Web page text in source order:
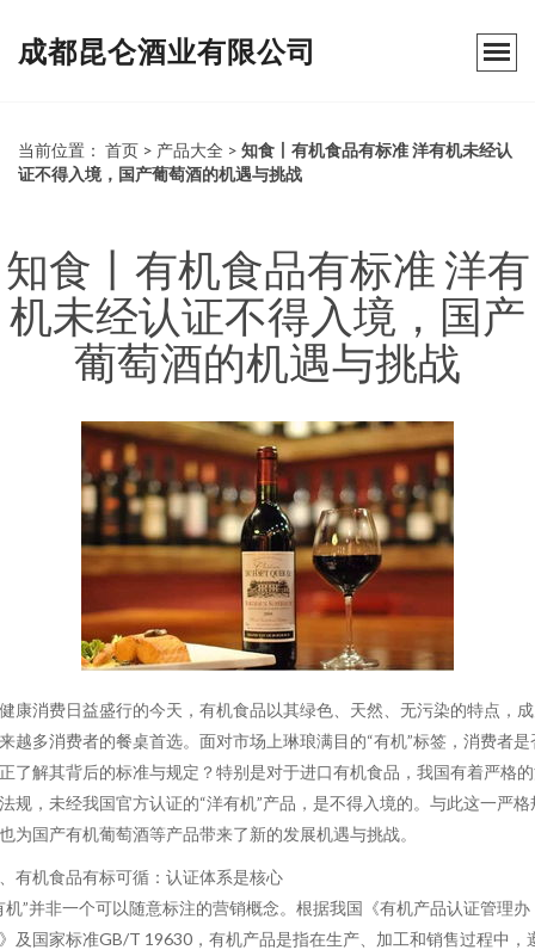
成都昆仑酒业有限公司
当前位置： 首页 > 产品大全 > 知食丨有机食品有标准 洋有机未经认
证不得入境，国产葡萄酒的机遇与挑战
知食丨有机食品有标准 洋有
机未经认证不得入境，国产
葡萄酒的机遇与挑战
康消费日益盛行的今天，有机食品以其绿色、天然、无污染的特点，
越多消费者的餐桌首选。面对市场上琳琅满目的“有机”标签，消费者是
了解其背后的标准与规定？特别是对于进口有机食品，我国有着严格
规，未经我国官方认证的“洋有机”产品，是不得入境的。与此这一严格
为国产有机葡萄酒等产品带来了新的发展机遇与挑战。
有机食品有标可循：认证体系是核心
机”并非一个可以随意标注的营销概念。根据我国《有机产品认证管理办
及国家标准GB/T 19630，有机产品是指在生产、加工和销售过程中，